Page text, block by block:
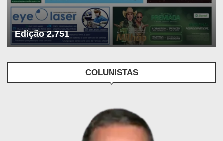
Edição 2.751
COLUNISTAS